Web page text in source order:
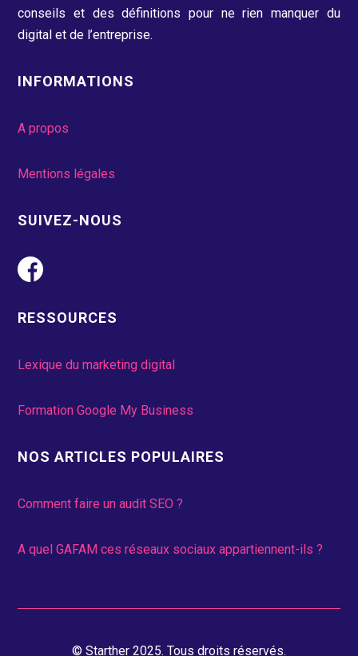
conseils et des définitions pour ne rien manquer du
digital et de l’entreprise.
INFORMATIONS
A propos
Mentions légales
SUIVEZ-NOUS
RESSOURCES
Lexique du marketing digital
Formation Google My Business
NOS ARTICLES POPULAIRES
Comment faire un audit SEO ?
A quel GAFAM ces réseaux sociaux appartiennent-ils ?
© Starther 2025. Tous droits réservés.